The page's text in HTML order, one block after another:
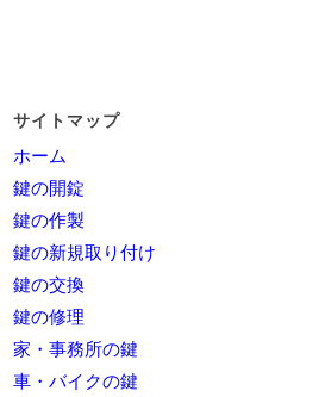
サイトマップ
ホーム
鍵の開錠
鍵の作製
鍵の新規取り付け
鍵の交換
鍵の修理
家・事務所の鍵
車・バイクの鍵